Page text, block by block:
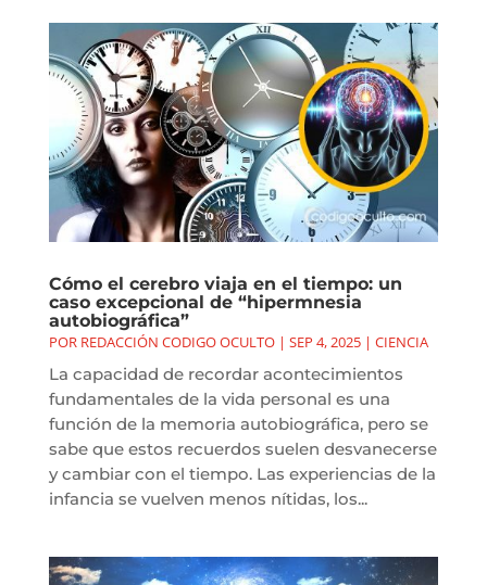
Cómo el cerebro viaja en el tiempo: un
caso excepcional de “hipermnesia
autobiográfica”
POR REDACCIÓN CODIGO OCULTO| SEP 4, 2025| CIENCIA
La capacidad de recordar acontecimientos
fundamentales de la vida personal es una
función de la memoria autobiográfica, pero se
sabe que estos recuerdos suelen desvanecerse
y cambiar con el tiempo. Las experiencias de la
infancia se vuelven menos nítidas, los...